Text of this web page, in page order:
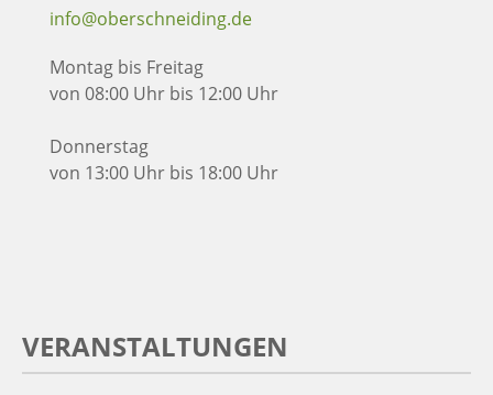
info@oberschneiding.de
Montag bis Freitag
von 08:00 Uhr bis 12:00 Uhr
Donnerstag
von 13:00 Uhr bis 18:00 Uhr
VERANSTALTUNGEN